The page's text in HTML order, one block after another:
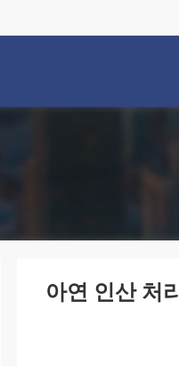
아연 인산 처리